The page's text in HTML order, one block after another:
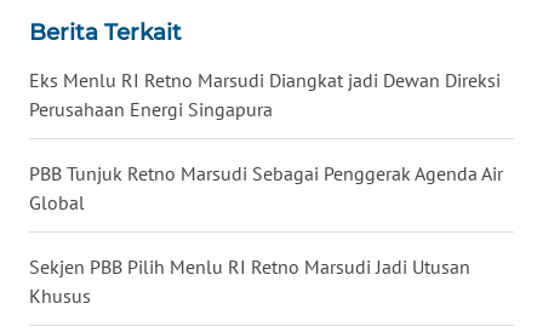
Berita Terkait
Eks Menlu RI Retno Marsudi Diangkat jadi Dewan Direksi
Perusahaan Energi Singapura
PBB Tunjuk Retno Marsudi Sebagai Penggerak Agenda Air
Global
Sekjen PBB Pilih Menlu RI Retno Marsudi Jadi Utusan
Khusus
SUMUT
WN
JAKARTA
WN
JABAR
WN